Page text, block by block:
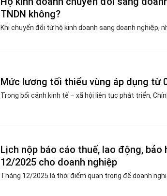
TNDN không?
Khi chuyển đổi từ hộ kinh doanh sang doanh nghiệp,
Mức lương tối thiểu vùng áp dụng từ
Trong bối cảnh kinh tế – xã hội liên tục phát triển,
Lịch nộp báo cáo thuế, lao động, bảo
12/2025 cho doanh nghiệp
Tháng 12/2025 là thời điểm quan trọng để doanh